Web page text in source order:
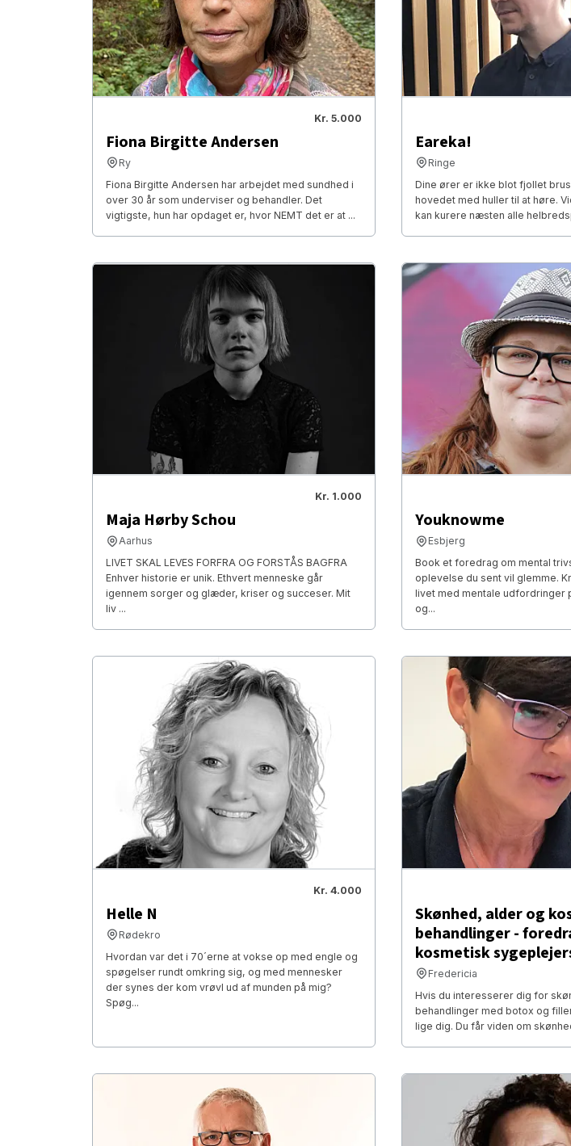
Kr. 5.000
Fiona Birgitte Andersen
Ry
Fiona Birgitte Andersen har arbejdet med sundhed i
over 30 år som underviser og behandler. Det
vigtigste, hun har opdaget er, hvor NEMT det er at ...
Eareka!
Ringe
Dine ører er ikke blot fjollet
hovedet med huller til at høre.
kan kurere næsten alle
Kr. 1.000
Maja Hørby Schou
Aarhus
LIVET SKAL LEVES FORFRA OG FORSTÅS BAGFRA
Enhver historie er unik. Ethvert menneske går
igennem sorger og glæder, kriser og succeser. Mit
liv ...
Youknowme
Esbjerg
Book et foredrag om mental
oplevelse du sent vil glemme.
livet med mentale udfordringer
og...
Kr. 4.000
Helle N
Rødekro
Hvordan var det i 70´erne at vokse op med engle og
spøgelser rundt omkring sig, og med mennesker
der synes der kom vrøvl ud af munden på mig?
Spøg...
Skønhed, alder og
behandlinger -
kosmetisk
Fredericia
Hvis du interesserer dig for
behandlinger med botox og
lige dig. Du får viden om